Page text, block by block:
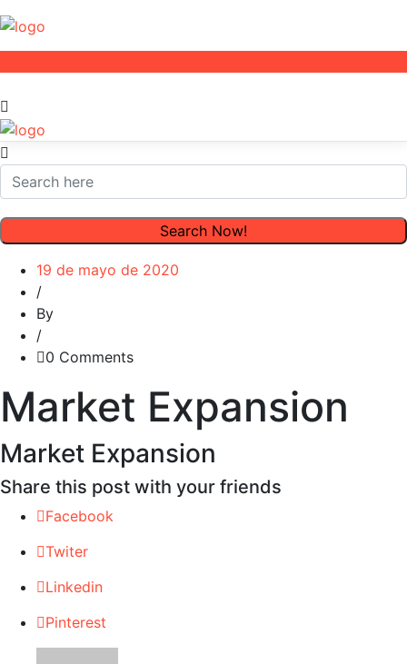
19 de mayo de 2020
/
By
/
0 Comments
Market Expansion
Market Expansion
Share this post with your friends
Facebook
Twiter
Linkedin
Pinterest